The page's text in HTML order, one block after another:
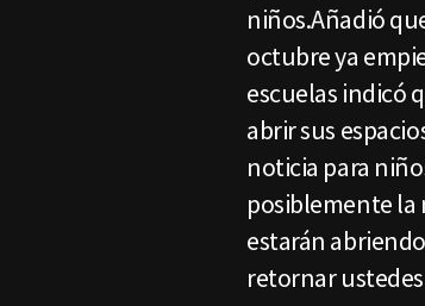
niños.Añadió
octubre ya
escuelas indicó
abrir sus
noticia para
posiblemente la
estarán
retornar ustedes